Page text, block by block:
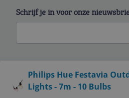
Philips Hue Festavia
Lights - 7m - 10 Bulbs
Schrijf je in voor onze
Service